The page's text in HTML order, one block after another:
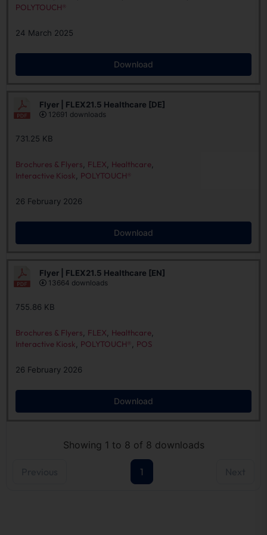
POLYTOUCH®
24 March 2025
Download
Flyer | FLEX21.5 Healthcare [DE]
12691 downloads
731.25 KB
Brochures & Flyers FLEX Healthcare
Interactive Kiosk
POLYTOUCH®
26 February 2026
Download
Flyer | FLEX21.5 Healthcare [EN]
13664 downloads
755.86 KB
Brochures & Flyers FLEX Healthcare
Interactive Kiosk
POLYTOUCH® POS
26 February 2026
Download
Showing 1 to 8 of 8 downloads
1